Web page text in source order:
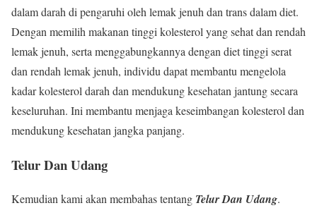
dalam darah di pengaruhi oleh lemak jenuh dan trans dalam diet.
Dengan memilih makanan tinggi kolesterol yang sehat dan rendah
lemak jenuh, serta menggabungkannya dengan diet tinggi serat
dan rendah lemak jenuh, individu dapat membantu mengelola
kadar kolesterol darah dan mendukung kesehatan jantung secara
keseluruhan. Ini membantu menjaga keseimbangan kolesterol dan
mendukung kesehatan jangka panjang.
Telur Dan Udang
Kemudian kami akan membahas tentang Telur Dan Udang.